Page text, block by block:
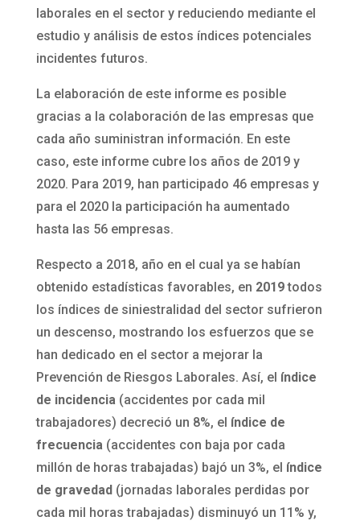
laborales en el sector y reduciendo mediante el
estudio y análisis de estos índices potenciales
incidentes futuros.
La elaboración de este informe es posible
gracias a la colaboración de las empresas que
cada año suministran información. En este
caso, este informe cubre los años de 2019 y
2020. Para 2019, han participado 46 empresas y
para el 2020 la participación ha aumentado
hasta las 56 empresas.
Respecto a 2018, año en el cual ya se habían
obtenido estadísticas favorables, en 2019todos
los índices de siniestralidad del sector sufrieron
un descenso, mostrando los esfuerzos que se
han dedicado en el sector a mejorar la
Prevención de Riesgos Laborales. Así, el índice
de incidencia(accidentes por cada mil
trabajadores) decreció un 8%, el índice de
frecuencia(accidentes con baja por cada
millón de horas trabajadas) bajó un 3%, el índice
de gravedad(jornadas laborales perdidas por
cada mil horas trabajadas) disminuyó un 11% y,